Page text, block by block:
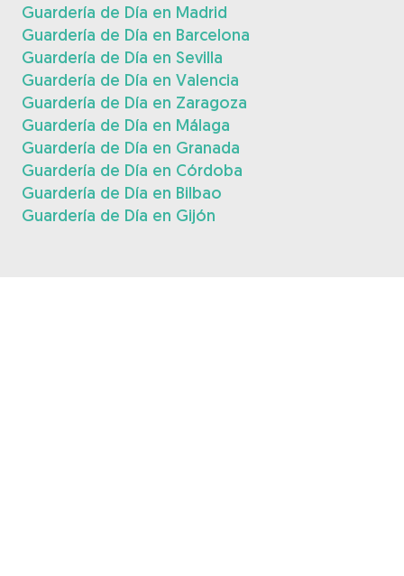
Guardería de Día en Madrid
Guardería de Día en Barcelona
Guardería de Día en Sevilla
Guardería de Día en Valencia
Guardería de Día en Zaragoza
Guardería de Día en Málaga
Guardería de Día en Granada
Guardería de Día en Córdoba
Guardería de Día en Bilbao
Guardería de Día en Gijón